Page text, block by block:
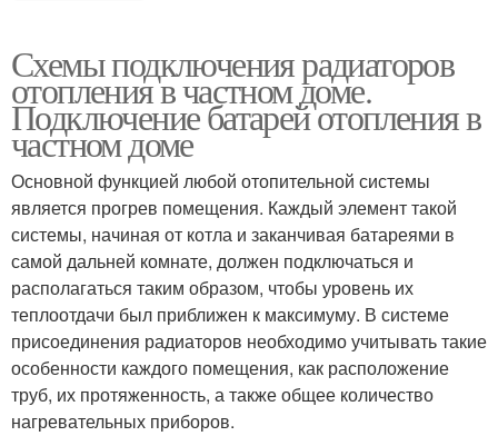
Схемы подключения радиаторов
отопления в частном доме.
Подключение батарей отопления в
частном доме
Основной функцией любой отопительной системы
является прогрев помещения. Каждый элемент такой
системы, начиная от котла и заканчивая батареями в
самой дальней комнате, должен подключаться и
располагаться таким образом, чтобы уровень их
теплоотдачи был приближен к максимуму. В системе
присоединения радиаторов необходимо учитывать такие
особенности каждого помещения, как расположение
труб, их протяженность, а также общее количество
нагревательных приборов.